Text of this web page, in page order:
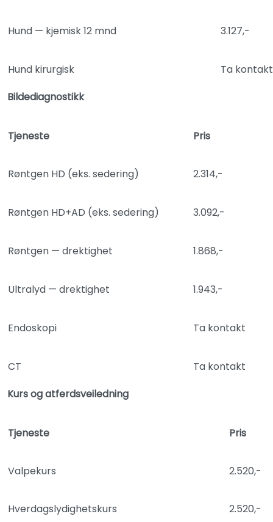
Hund — kjemisk 12 mnd 3.127,-
Hund kirurgisk
Ta kontakt
Bildediagnostikk
Tjeneste Pris
Røntgen HD (eks. sedering) 2.314,-
Røntgen HD+AD (eks. sedering) 3.092,-
Røntgen — drektighet 1.868,-
Ultralyd — drektighet 1.943,-
Endoskopi Ta kontakt
CT
Ta kontakt
Kurs og atferdsveiledning
Tjeneste Pris
Valpekurs 2.520,-
Hverdagslydighetskurs 2.520,-